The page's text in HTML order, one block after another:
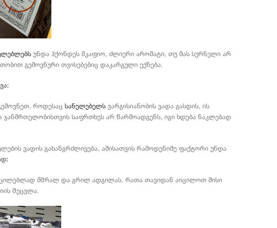
უნდა ჰქონდეს მკაფიო, ძლიერი არომატი, თუ მას სურნელი არ
გემოვნური თვისებებიც დაკარგული ექნება.
როდესაც სანელებელს ვარგისიანობის ვადა გასდის, ის
ჯანმრთელობისთვის საფრთხეს არ წარმოადგენს, იგი ხდება ნაკლებად
ვადის გახანგრძლივება, ამისათვის რამოდენიმე ფაქტორი უნდა
მშრალ და გრილ ადგილას, რათა თავიდან აიცილოთ მისი
შეცვლა.